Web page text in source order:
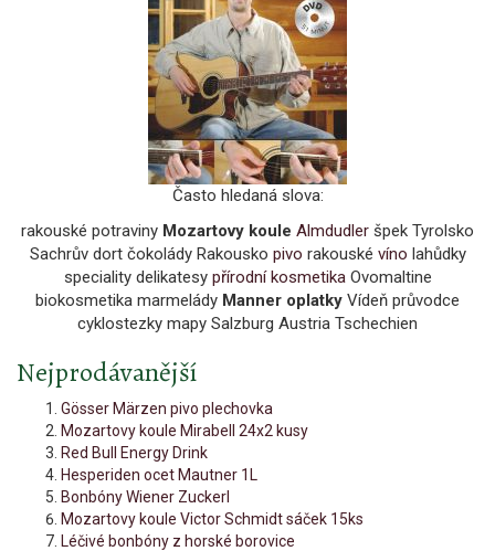
Často hledaná slova:
rakouské potraviny Mozartovy koule Almdudler špek Tyrolsko
Sachrův dort čokolády Rakousko pivo rakouské víno lahůdky
speciality delikatesy přírodní kosmetikaOvomaltine
biokosmetika marmelády Manner oplatky Vídeň průvodce
cyklostezky mapy Salzburg Austria Tschechien
Nejprodávanější
Gösser Märzen pivo plechovka
Mozartovy koule Mirabell 24x2 kusy
Red Bull Energy Drink
Hesperiden ocet Mautner 1L
Bonbóny Wiener Zuckerl
Mozartovy koule Victor Schmidt sáček 15ks
Léčivé bonbóny z horské borovice